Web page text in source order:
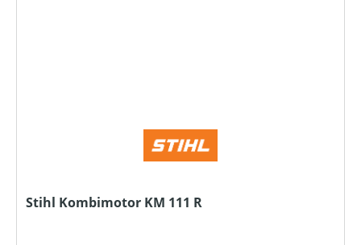
Stihl Kombimotor KM 111 R